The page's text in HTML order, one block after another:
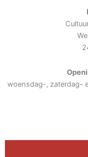
woensdag-, zaterdag-